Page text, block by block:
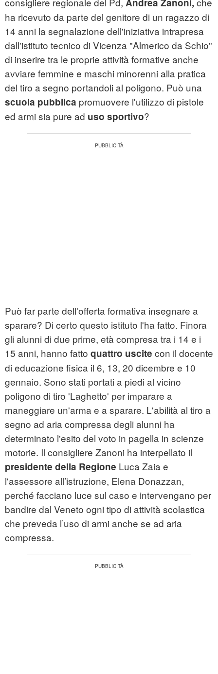
Andrea Zanoni,
ha ricevuto da parte del genitore di un ragazzo di
14 anni la segnalazione dell'iniziativa intrapresa
dall'istituto tecnico di Vicenza "Almerico da Schio"
di inserire tra le proprie attività formative anche
avviare femmine e maschi minorenni alla pratica
del tiro a segno portandoli al poligono. Può una
scuola pubblica promuovere l'utilizzo di pistole
ed armi sia pure ad uso sportivo?
Può far parte dell'offerta formativa insegnare a
sparare? Di certo questo istituto l'ha fatto. Finora
gli alunni di due prime, età compresa tra i 14 e i
15 anni, hanno fatto quattro uscite con il docente
di educazione fisica il 6, 13, 20 dicembre e 10
gennaio. Sono stati portati a piedi al vicino
poligono di tiro 'Laghetto' per imparare a
maneggiare un'arma e a sparare. L'abilità al tiro a
segno ad aria compressa degli alunni ha
determinato l'esito del voto in pagella in scienze
motorie. Il consigliere Zanoni ha interpellato il
presidente della Regione Luca Zaia e
l'assessore all’istruzione, Elena Donazzan,
perché facciano luce sul caso e intervengano per
bandire dal Veneto ogni tipo di attività scolastica
che preveda l’uso di armi anche se ad aria
compressa.